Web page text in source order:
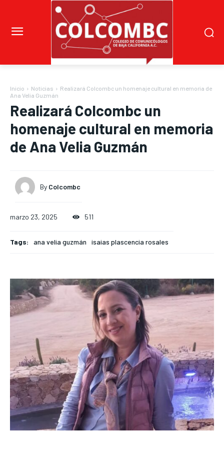
Inicio Noticias
Realizará Colcombc un homenaje cultural en memoria de
Ana Velia Guzmán
Realizará Colcombc un
homenaje cultural en memoria
de Ana Velia Guzmán
By Colcombc
marzo 23, 2025 511
Tags: ana velia guzmán isaias plascencia rosales